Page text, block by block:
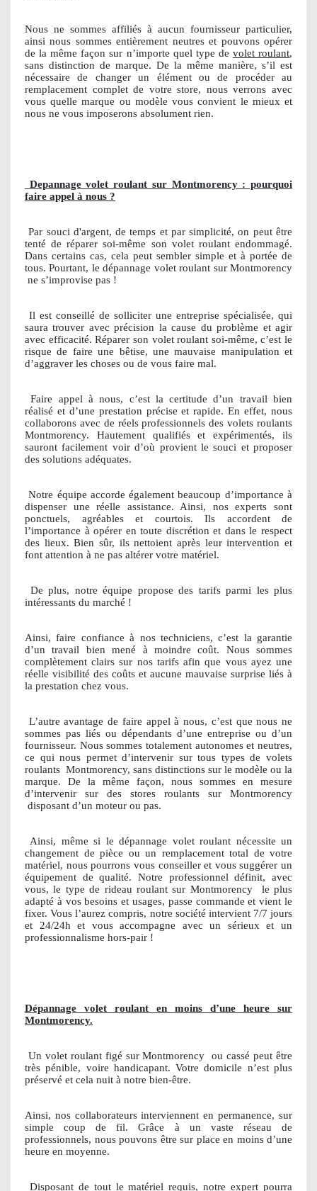
Nous ne sommes affiliés à aucun fournisseur particulier,
ainsi nous sommes entièrement neutres et pouvons opérer
de la même façon sur n’importe quel type de volet roulant,
sans distinction de marque. De la même manière, s’il est
nécessaire de changer un élément ou de procéder au
remplacement complet de votre store, nous verrons avec
vous quelle marque ou modèle vous convient le mieux et
nous ne vous imposerons absolument rien.
Depannage volet roulant sur Montmorency : pourquoi
faire appel à nous ?
Par souci d'argent, de temps et par simplicité, on peut être
tenté de réparer soi-même son volet roulant endommagé.
Dans certains cas, cela peut sembler simple et à portée de
tous. Pourtant, le dépannage volet roulant sur Montmorency
ne s’improvise pas !
Il est conseillé de solliciter une entreprise spécialisée, qui
saura trouver avec précision la cause du problème et agir
avec efficacité. Réparer son volet roulant soi-même, c’est le
risque de faire une bêtise, une mauvaise manipulation et
d’aggraver les choses ou de vous faire mal.
Faire appel à nous, c’est la certitude d’un travail bien
réalisé et d’une prestation précise et rapide. En effet, nous
collaborons avec de réels professionnels des volets roulants
Montmorency. Hautement qualifiés et expérimentés, ils
sauront facilement voir d’où provient le souci et proposer
des solutions adéquates.
Notre équipe accorde également beaucoup d’importance à
dispenser une réelle assistance. Ainsi, nos experts sont
ponctuels, agréables et courtois. Ils accordent de
l’importance à opérer en toute discrétion et dans le respect
des lieux. Bien sûr, ils nettoient après leur intervention et
font attention à ne pas altérer votre matériel.
De plus, notre équipe propose des tarifs parmi les plus
intéressants du marché !
Ainsi, faire confiance à nos techniciens, c’est la garantie
d’un travail bien mené à moindre coût. Nous sommes
complètement clairs sur nos tarifs afin que vous ayez une
réelle visibilité des coûts et aucune mauvaise surprise liés à
la prestation chez vous.
L’autre avantage de faire appel à nous, c’est que nous ne
sommes pas liés ou dépendants d’une entreprise ou d’un
fournisseur. Nous sommes totalement autonomes et neutres,
ce qui nous permet d’intervenir sur tous types de volets
roulants Montmorency, sans distinctions sur le modèle ou la
marque. De la même façon, nous sommes en mesure
d’intervenir sur des stores roulants sur Montmorency
disposant d’un moteur ou pas.
Ainsi, même si le dépannage volet roulant nécessite un
changement de pièce ou un remplacement total de votre
matériel, nous pourrons vous conseiller et vous suggérer un
équipement de qualité. Notre professionnel définit, avec
vous, le type de rideau roulant sur Montmorency
le plus
adapté à vos besoins et usages, passe commande et vient le
fixer. Vous l’aurez compris, notre société intervient 7/7 jours
et 24/24h et vous accompagne avec un sérieux et un
professionnalisme hors-pair !
Dépannage volet roulant en moins d’une heure sur
Montmorency.
Un volet roulant figé sur Montmorency
ou cassé peut être
très pénible, voire handicapant. Votre domicile n’est plus
préservé et cela nuit à notre bien-être.
Ainsi, nos collaborateurs interviennent en permanence, sur
simple coup de fil. Grâce à un vaste réseau de
professionnels, nous pouvons être sur place en moins d’une
heure en moyenne.
Disposant de tout le matériel requis, notre expert pourra